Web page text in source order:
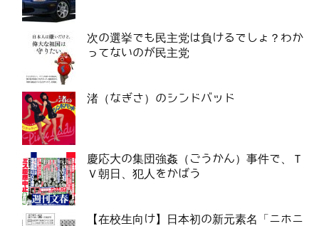
次の選挙でも民主党は負けるでしょ？わか
ってないのが民主党
渚（なぎさ）のシンドバッド
慶応大の集団強姦（ごうかん）事件で、Ｔ
Ｖ朝日、犯人をかばう
【在校生向け】日本初の新元素名「ニホニ